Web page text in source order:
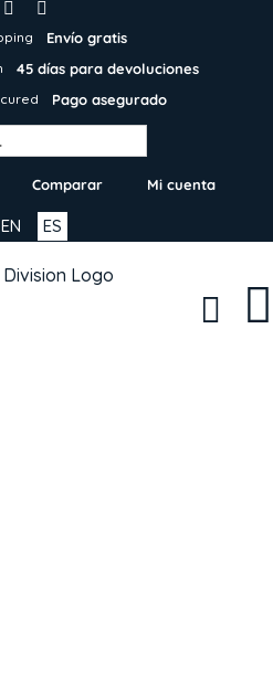
Envío gratis
45 días para devoluciones
Pago asegurado
Comparar Mi cuenta
ES
EN